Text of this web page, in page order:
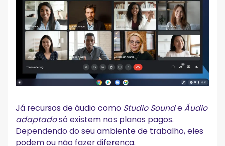
Já recursos de áudio como Studio SoundeÁudio
adaptadosó existem nos planos pagos.
Dependendo do seu ambiente de trabalho, eles
podem ou não fazer diferença.